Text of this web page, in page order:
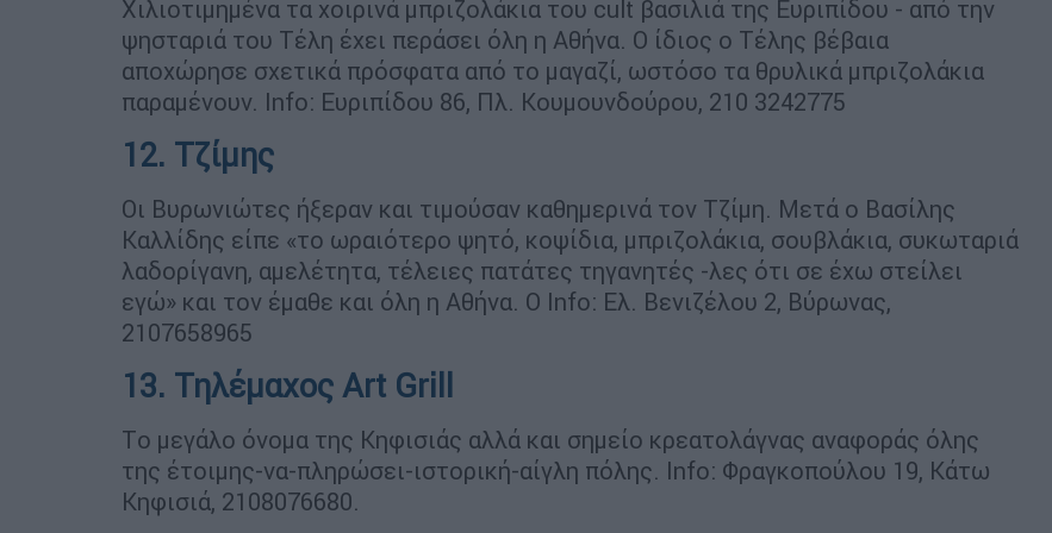
Χιλιοτιμημένα τα χοιρινά μπριζολάκια του cult βασιλιά της Ευριπίδου - από την
ψησταριά του Τέλη έχει περάσει όλη η Αθήνα. Ο ίδιος ο Τέλης βέβαια
αποχώρησε σχετικά πρόσφατα από το μαγαζί, ωστόσο τα θρυλικά μπριζολάκια
παραμένουν. Info: Ευριπίδου 86, Πλ. Κουμουνδούρου, 210 3242775
12. Τζίμης
Οι Βυρωνιώτες ήξεραν και τιμούσαν καθημερινά τον Τζίμη. Μετά ο Βασίλης
Καλλίδης είπε «το ωραιότερο ψητό, κοψίδια, μπριζολάκια, σουβλάκια, συκωταριά
λαδορίγανη, αμελέτητα, τέλειες πατάτες τηγανητές -λες ότι σε έχω στείλει
εγώ» και τον έμαθε και όλη η Αθήνα. Ο Info: Ελ. Βενιζέλου 2, Βύρωνας,
2107658965
13. Τηλέμαχος Art Grill
Tο μεγάλο όνομα της Κηφισιάς αλλά και σημείο κρεατολάγνας αναφοράς όλης
της έτοιμης-να-πληρώσει-ιστορική-αίγλη πόλης. Info: Φραγκοπούλου 19, Κάτω
Κηφισιά, 2108076680.